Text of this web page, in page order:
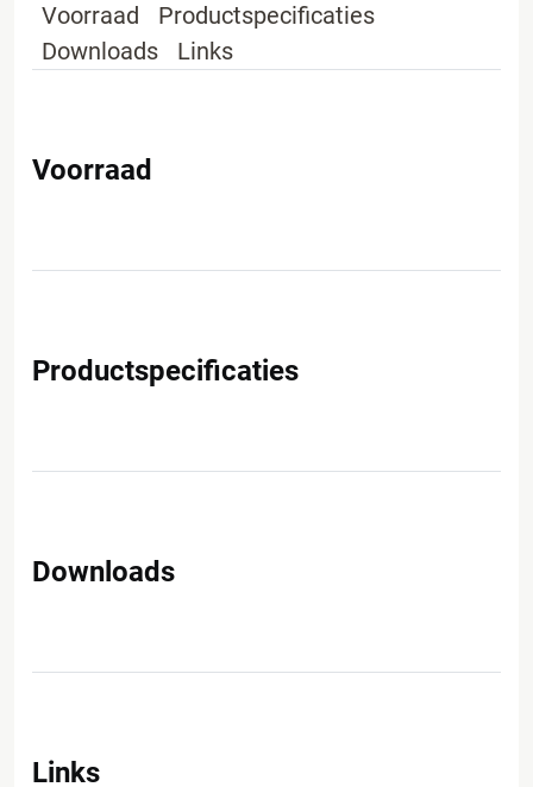
Voorraad
Productspecificaties
Downloads
Links
Voorraad
Productspecificaties
Downloads
Links